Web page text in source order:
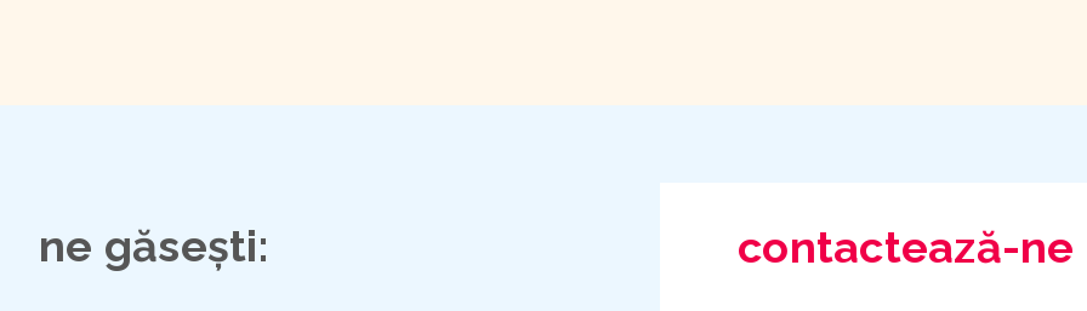
ne găsești: contactează-ne